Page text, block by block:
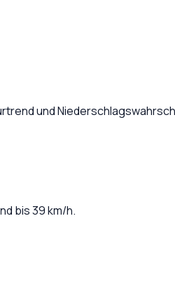
und
bis39km/h.